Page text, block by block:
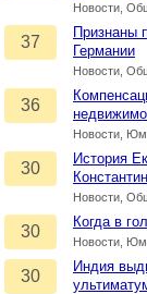
Новости,
37
Признаны
Германии
Новости,
36
Новости,
30
История
Новости,
30
Когда в
Новости,
30
Индия